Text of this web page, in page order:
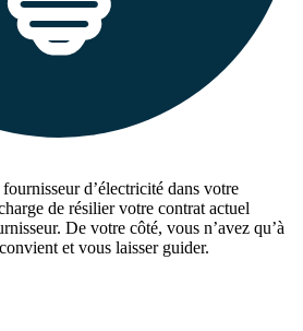
d’électricité dans votre
de résilier votre contrat actuel
De votre côté, vous n’avez qu’à
et vous laisser guider.